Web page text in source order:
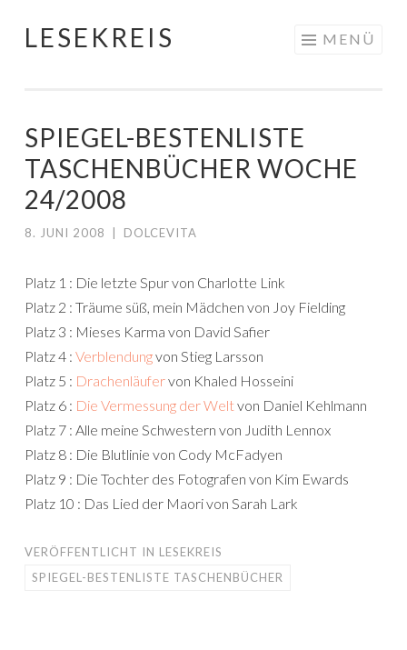
Springe
LESEKREIS MENÜ
SPIEGEL-BESTENLISTE
TASCHENBÜCHER WOCHE
24/2008
8. JUNI 2008 DOLCEVITA
Platz 1 : Die letzte Spur von Charlotte Link
Platz 2 : Träume süß, mein Mädchen von Joy Fielding
Platz 3 : Mieses Karma von David Safier
Platz 4 : Verblendungvon Stieg Larsson
Platz 5 : Drachenläufervon Khaled Hosseini
Platz 6 : Die Vermessung der Weltvon Daniel Kehlmann
Platz 7 : Alle meine Schwestern von Judith Lennox
Platz 8 : Die Blutlinie von Cody McFadyen
Platz 9 : Die Tochter des Fotografen von Kim Ewards
Platz 10 : Das Lied der Maori von Sarah Lark
VERÖFFENTLICHT IN LESEKREIS
SPIEGEL-BESTENLISTE TASCHENBÜCHER